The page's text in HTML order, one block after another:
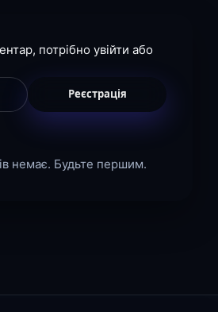
потрібно увійти або
Реєстрація
немає. Будьте першим.